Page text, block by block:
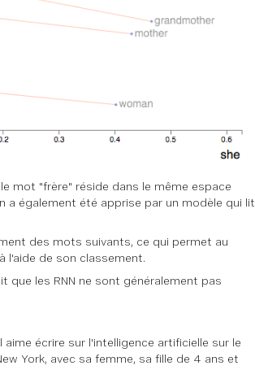
mot "frère" réside dans le même espace
a également été apprise par un modèle qui lit
des mots suivants, ce qui permet au
l'aide de son classement.
que les RNN ne sont généralement pas
écrire sur l'intelligence artificielle sur le
York, avec sa femme, sa fille de 4 ans et